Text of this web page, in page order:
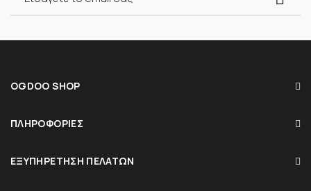
OGDOO SHOP
ΠΛΗΡΟΦΟΡΊΕΣ
ΕΞΥΠΗΡΈΤΗΣΗ ΠΕΛΑΤΏΝ